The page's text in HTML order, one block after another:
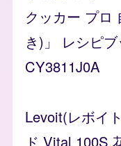
クッカー プロ
き)」 レシピ
CY3811J0A
Levoit(レボイ
ド Vital 100S